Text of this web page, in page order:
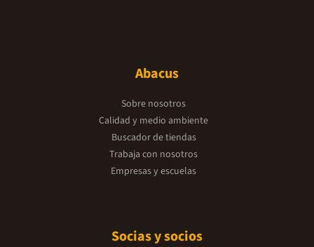
Abacus
Sobre nosotros
Calidad y medio ambiente
Buscador de tiendas
Trabaja con nosotros
Empresas y escuelas
Socias y socios